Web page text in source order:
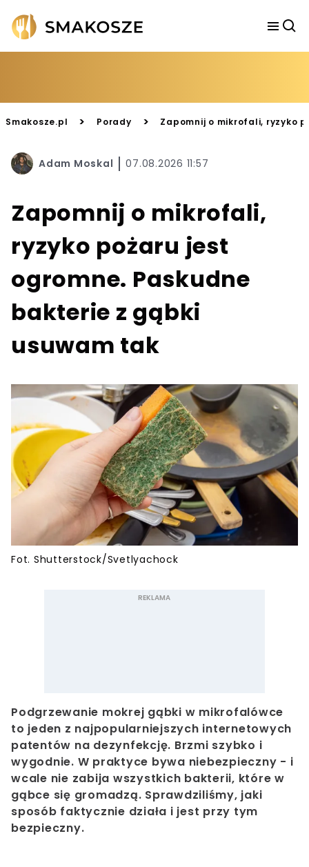
Smakosze.pl > Porady > Zapomnij o mikrofali, ryzyko
Adam Moskal 07.08.2026 11:57
Zapomnij o mikrofali,
ryzyko pożaru jest
ogromne. Paskudne
bakterie z gąbki
usuwam tak
Fot. Shutterstock/Svetlyachock
Podgrzewanie mokrej gąbki w mikrofalówce
to jeden z najpopularniejszych internetowych
patentów na dezynfekcję. Brzmi szybko i
wygodnie. W praktyce bywa niebezpieczny - i
wcale nie zabija wszystkich bakterii, które w
gąbce się gromadzą. Sprawdziliśmy, jaki
sposób faktycznie działa i jest przy tym
bezpieczny.